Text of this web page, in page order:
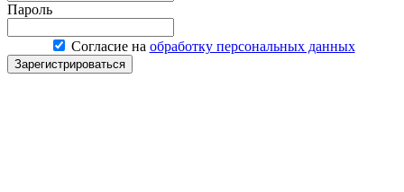
Пароль
Согласие на обработку персональных данных
Зарегистрироваться